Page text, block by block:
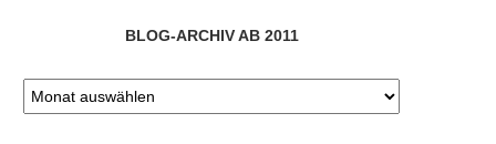
BLOG-ARCHIV AB 2011